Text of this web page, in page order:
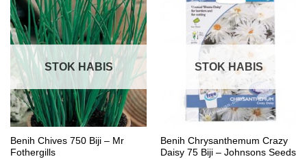
STOK HABIS
Benih Chives 750 Biji – Mr
Fothergills
STOK HABIS
Benih Chrysanthemum Crazy
Daisy 75 Biji – Johnsons Seeds